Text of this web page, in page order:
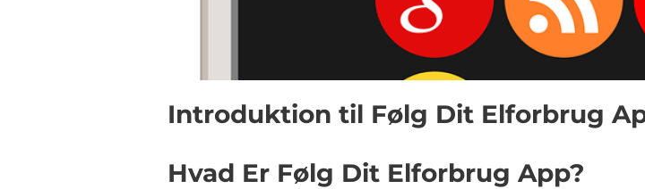
Introduktion til Følg Dit Elforbrug
Hvad Er Følg Dit Elforbrug App?